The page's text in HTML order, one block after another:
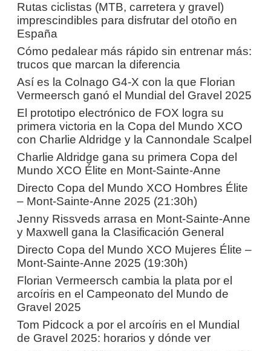
Rutas ciclistas (MTB, carretera y gravel)
imprescindibles para disfrutar del otoño en
España
Cómo pedalear más rápido sin entrenar más:
trucos que marcan la diferencia
Así es la Colnago G4-X con la que Florian
Vermeersch ganó el Mundial del Gravel 2025
El prototipo electrónico de FOX logra su
primera victoria en la Copa del Mundo XCO
con Charlie Aldridge y la Cannondale Scalpel
Charlie Aldridge gana su primera Copa del
Mundo XCO Élite en Mont-Sainte-Anne
Directo Copa del Mundo XCO Hombres Élite
– Mont-Sainte-Anne 2025 (21:30h)
Jenny Rissveds arrasa en Mont-Sainte-Anne
y Maxwell gana la Clasificación General
Directo Copa del Mundo XCO Mujeres Élite –
Mont-Sainte-Anne 2025 (19:30h)
Florian Vermeersch cambia la plata por el
arcoíris en el Campeonato del Mundo de
Gravel 2025
Tom Pidcock a por el arcoíris en el Mundial
de Gravel 2025: horarios y dónde ver